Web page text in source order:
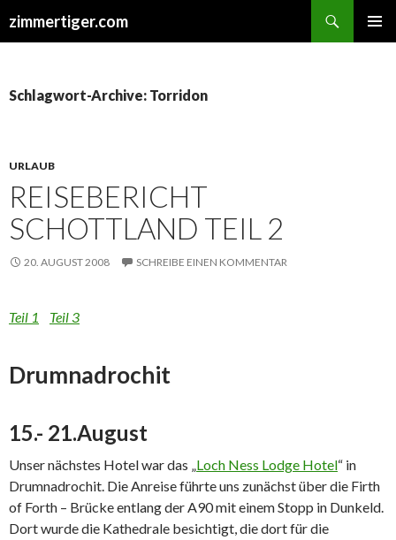
zimmertiger.com
Schlagwort-Archive: Torridon
URLAUB
REISEBERICHT
SCHOTTLAND TEIL 2
20. AUGUST 2008 SCHREIBE EINEN KOMMENTAR
Teil 1 Teil 3
Drumnadrochit
15.- 21.August
Unser nächstes Hotel war das „Loch Ness Lodge Hotel“ in
Drumnadrochit. Die Anreise führte uns zunächst über die Firth
of Forth – Brücke entlang der A90 mit einem Stopp in Dunkeld.
Dort wurde die Kathedrale besichtigt, die dort für die